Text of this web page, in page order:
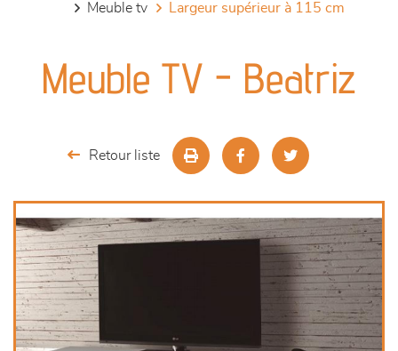
séjours
chambres et dressing
literie
décoration
meuble tv
largeur supérieur à 115 cm
Meuble TV - Beatriz
Retour liste